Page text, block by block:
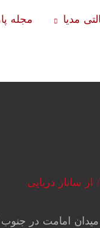
مدیا مجله
/ از ساناز دریایی
میدان امامت در